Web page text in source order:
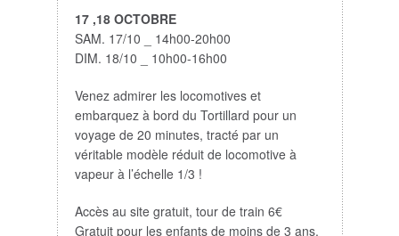
17 ,18 OCTOBRE
SAM. 17/10 _ 14h00-20h00
DIM. 18/10 _ 10h00-16h00
Venez admirer les locomotives et
embarquez à bord du Tortillard pour un
voyage de 20 minutes, tracté par un
véritable modèle réduit de locomotive à
vapeur à l’échelle 1/3 !
Accès au site gratuit, tour de train 6€
Gratuit pour les enfants de moins de 3 ans.